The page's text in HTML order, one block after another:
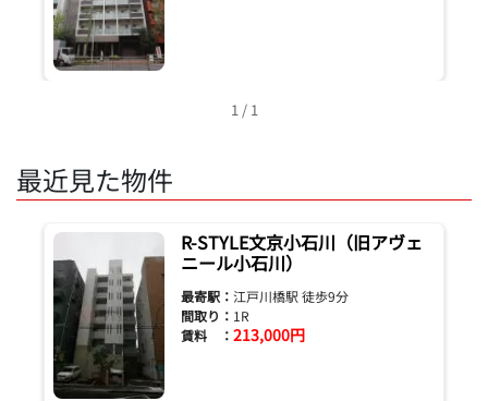
1 / 1
最近見た物件
R-STYLE文京小石川（旧アヴェ
ニール小石川）
最寄駅： 江戸川橋駅 徒歩9分
間取り： 1R
賃料 ： 213,000円